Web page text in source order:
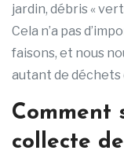
jardin, débris «
Cela n’a pas
faisons, et nous
autant de déchets
Comment
collecte